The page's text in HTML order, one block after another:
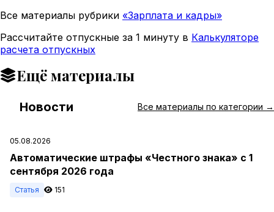
Все материалы рубрики «Зарплата и кадры»
Рассчитайте отпускные за 1 минуту в Калькуляторе
расчета отпускных
Ещё материалы
Новости Все материалы по категории →
05.08.2026
Автоматические штрафы «Честного знака» с 1
сентября 2026 года
Статья 151